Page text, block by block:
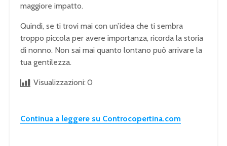
maggiore impatto.
Quindi, se ti trovi mai con un’idea che ti sembra
troppo piccola per avere importanza, ricorda la storia
di nonno. Non sai mai quanto lontano può arrivare la
tua gentilezza.
Visualizzazioni: 0
Continua a leggere su Controcopertina.com